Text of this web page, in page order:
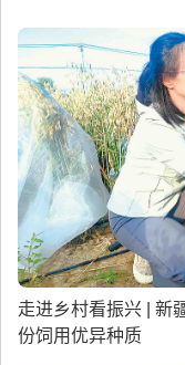
走进乡村看振兴 | 新
份饲用优异种质